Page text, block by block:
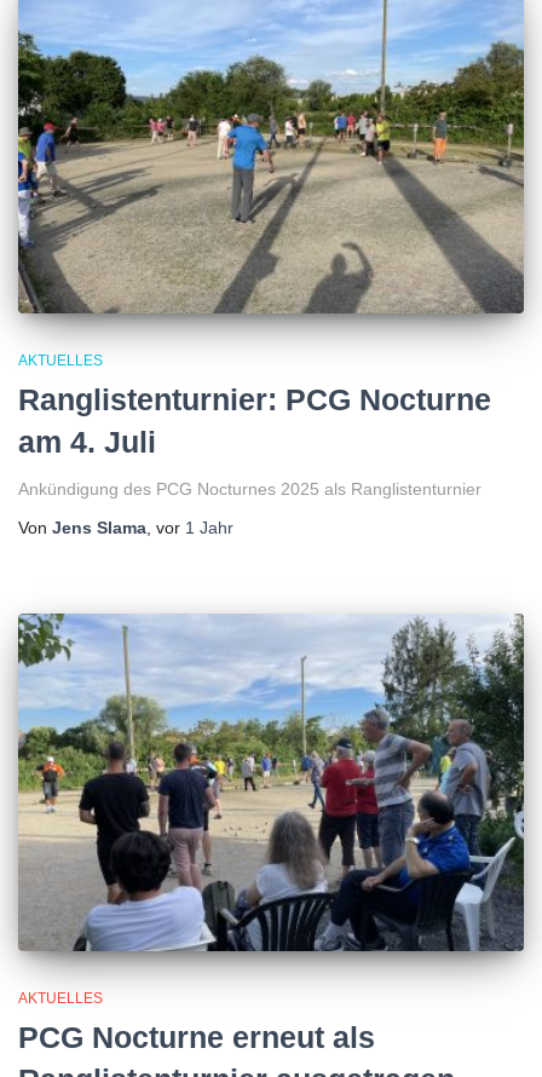
AKTUELLES
Ranglistenturnier: PCG Nocturne
am 4. Juli
Ankündigung des PCG Nocturnes 2025 als Ranglistenturnier
Von Jens Slama, vor 1 Jahr
AKTUELLES
PCG Nocturne erneut als